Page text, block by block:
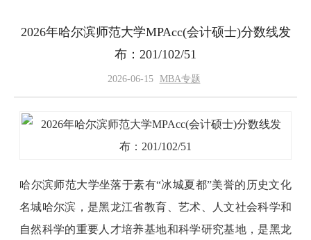
2026年哈尔滨师范大学MPAcc(会计硕士)分数线发
布：201/102/51
2026-06-15 MBA专题
哈尔滨师范大学坐落于素有“冰城夏都”美誉的历史文化
名城哈尔滨，是黑龙江省教育、艺术、人文社会科学和
自然科学的重要人才培养基地和科学研究基地，是黑龙